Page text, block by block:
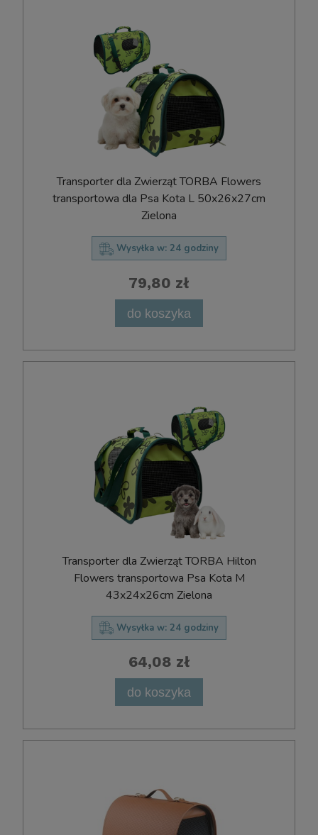
Transporter dla Zwierząt TORBA Flowers
transportowa dla Psa Kota L 50x26x27cm
Zielona
Wysyłka w: 24 godziny
79,80 zł
do koszyka
Transporter dla Zwierząt TORBA Hilton
Flowers transportowa Psa Kota M
43x24x26cm Zielona
Wysyłka w: 24 godziny
64,08 zł
do koszyka